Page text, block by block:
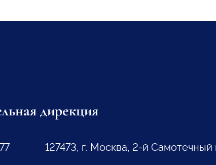
дирекция
127473, г. Москва, 2-й Самотечный